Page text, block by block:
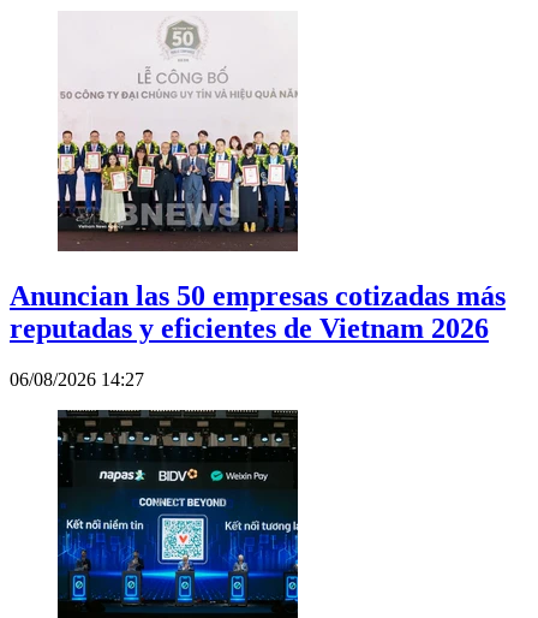
Anuncian las 50 empresas cotizadas más
reputadas y eficientes de Vietnam 2026
06/08/2026 14:27